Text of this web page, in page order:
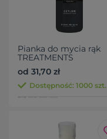
Pianka do mycia rąk
TREATMENTS
od 31,70 zł
Dostępność: 1000 szt.